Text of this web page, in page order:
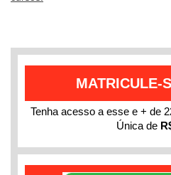
MATRICULE-
Tenha acesso a esse e + de
Única de